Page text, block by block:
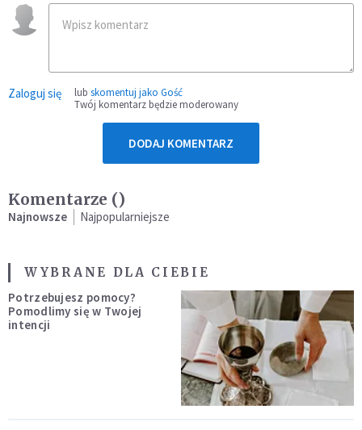
Zaloguj się lub skomentuj jako Gość
Twój komentarz będzie moderowany
DODAJ KOMENTARZ
Komentarze ()
Najnowsze Najpopularniejsze
WYBRANE DLA CIEBIE
Potrzebujesz pomocy?
Pomodlimy się w Twojej
intencji